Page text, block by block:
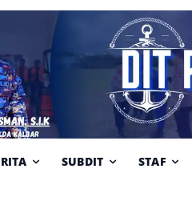
cuaca
SUBDIT STAF